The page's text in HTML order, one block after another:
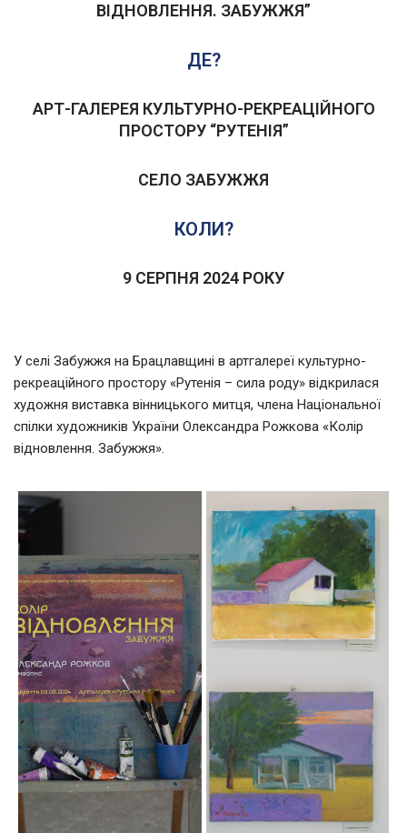
ВІДНОВЛЕННЯ. ЗАБУЖЖЯ”
ДЕ?
АРТ-ГАЛЕРЕЯ КУЛЬТУРНО-РЕКРЕАЦІЙНОГО
ПРОСТОРУ “РУТЕНІЯ”
СЕЛО ЗАБУЖЖЯ
КОЛИ?
9 СЕРПНЯ 2024 РОКУ
У селі Забужжя на Брацлавщині в артгалереї культурно-
рекреаційного простору «Рутенія – сила роду» відкрилася
художня виставка вінницького митця, члена Національної
спілки художників України Олександра Рожкова «Колір
відновлення. Забужжя».